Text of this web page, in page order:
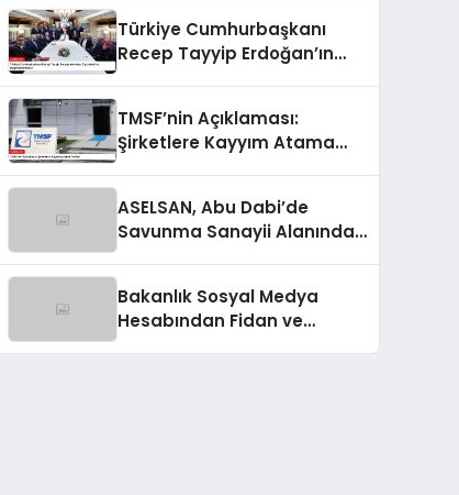
Başlattı
Türkiye Cumhurbaşkanı
Recep Tayyip Erdoğan’ın
TMSF’nin Açıklaması:
Şirketlere Kayyım Atama
ASELSAN, Abu Dabi’de
Savunma Sanayii Alanında
Bakanlık Sosyal Medya
Hesabından Fidan ve